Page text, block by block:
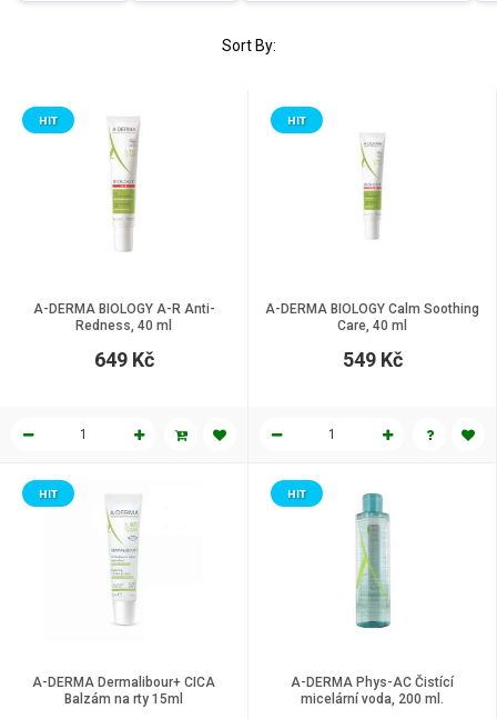
Sort By:
A-DERMA BIOLOGY A-R Anti-
Redness, 40 ml
HIT
649 Kč
A-DERMA BIOLOGY Calm Soothing
Care, 40 ml
HIT
549 Kč
A-DERMA Dermalibour+ CICA
Balzám na rty 15ml
HIT
A-DERMA Phys-AC Čistící
micelární voda, 200 ml.
HIT